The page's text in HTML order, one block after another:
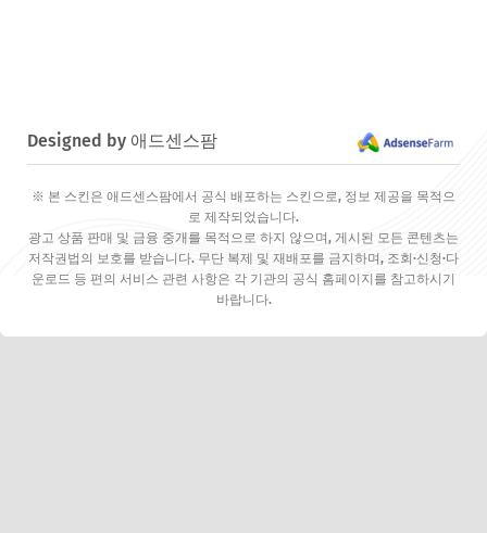
Designed by 애드센스팜
※ 본 스킨은 애드센스팜에서 공식 배포하는 스킨으로, 정보 제공을 목적으
로 제작되었습니다.
광고 상품 판매 및 금융 중개를 목적으로 하지 않으며, 게시된 모든 콘텐츠는
저작권법의 보호를 받습니다. 무단 복제 및 재배포를 금지하며, 조회·신청·다
운로드 등 편의 서비스 관련 사항은 각 기관의 공식 홈페이지를 참고하시기
바랍니다.